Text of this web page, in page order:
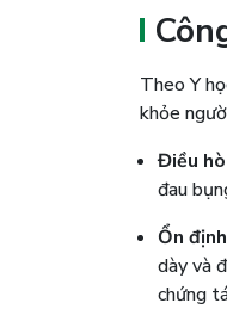
Theo Y
khỏe
Điều
đau
Ổn
dày và
chứng